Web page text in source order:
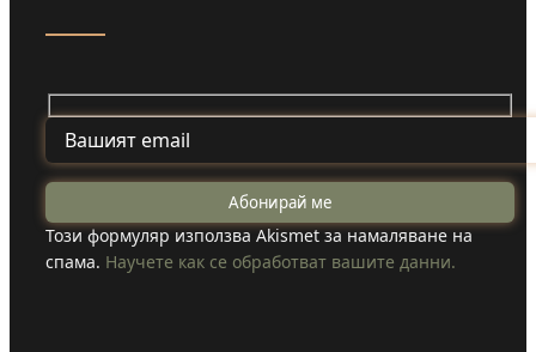
Този формуляр използва Akismet за намаляване на
спама. Научете как се обработват вашите данни.